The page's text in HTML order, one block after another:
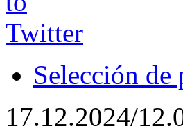
Selección de
17.12.2024/